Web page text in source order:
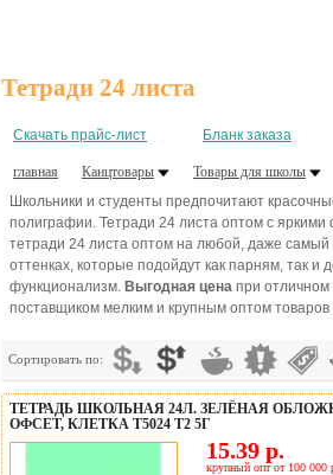
Тетради 24 листа
Скачать прайс-лист Бланк заказа
главная Канцтовары Товары для школы
Школьники и студенты предпочитают
полиграфии. Тетради 24 листа оптом с
тетради 24 листа оптом на любой, даже самый
оттенках, которые подойдут как парням, так и
функционализм. Выгодная цена при
поставщиком мелким и крупным оптом товаров
Сортировать по:
ТЕТРАДЬ ШКОЛЬНАЯ 24Л. ЗЕЛЁНАЯ
ОФСЕТ, КЛЕТКА Т5024 Т2 5Г
15.39 р.
крупный опт от 100 000